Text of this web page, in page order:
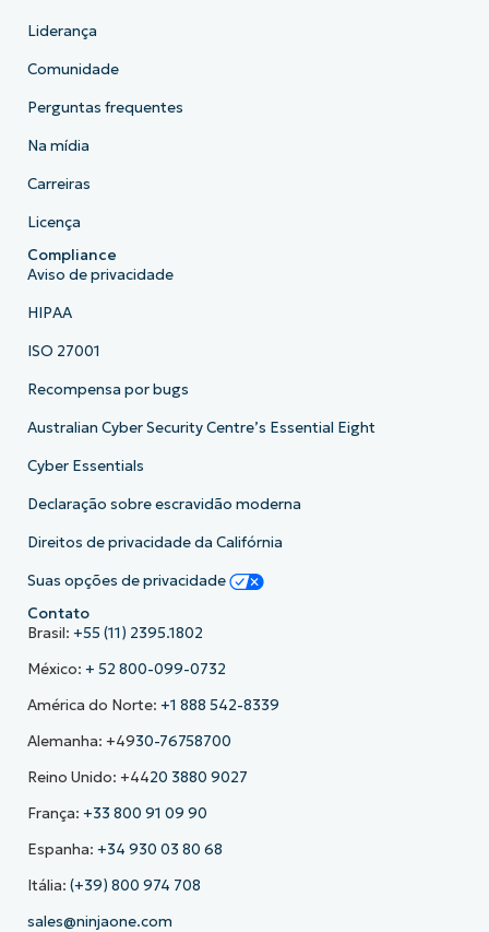
Liderança
Comunidade
Perguntas frequentes
Na mídia
Carreiras
Licença
Compliance
Aviso de privacidade
HIPAA
ISO 27001
Recompensa por bugs
Australian Cyber Security Centre’s Essential Eight
Cyber Essentials
Declaração sobre escravidão moderna
Direitos de privacidade da Califórnia
Suas opções de privacidade
Contato
Brasil: +55 (11) 2395.1802
México: + 52 800-099-0732
América do Norte: +1 888 542-8339
Alemanha: +4930-76758700
Reino Unido: +4420 3880 9027
França: +33 800 91 09 90
Espanha: +34 930 03 80 68
Itália: (+39) 800 974 708
sales@ninjaone.com